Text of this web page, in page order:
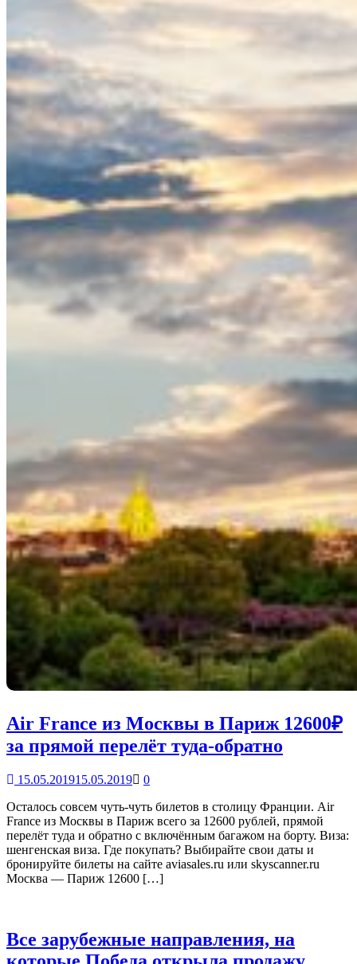
Air France из Москвы в Париж 12600₽
за прямой перелёт туда-обратно
15.05.201915.05.2019
0
Осталось совсем чуть-чуть билетов в столицу Франции. Air
France из Москвы в Париж всего за 12600 рублей, прямой
перелёт туда и обратно с включённым багажом на борту. Виза:
шенгенская виза. Где покупать? Выбирайте свои даты и
бронируйте билеты на сайте aviasales.ru или skysсanner.ru
Москва — Париж 12600 […]
Все зарубежные направления, на